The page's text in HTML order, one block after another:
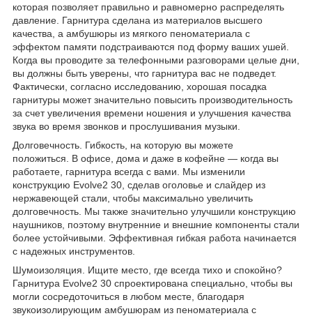
которая позволяет правильно и равномерно распределять
давление. Гарнитура сделана из материалов высшего
качества, а амбушюры из мягкого пеноматериала с
эффектом памяти подстраиваются под форму ваших ушей.
Когда вы проводите за телефонными разговорами целые дни,
вы должны быть уверены, что гарнитура вас не подведет.
Фактически, согласно исследованию, хорошая посадка
гарнитуры может значительно повысить производительность
за счет увеличения времени ношения и улучшения качества
звука во время звонков и прослушивания музыки.
Долговечность. Гибкость, на которую вы можете
положиться. В офисе, дома и даже в кофейне — когда вы
работаете, гарнитура всегда с вами. Мы изменили
конструкцию Evolve2 30, сделав оголовье и слайдер из
нержавеющей стали, чтобы максимально увеличить
долговечность. Мы также значительно улучшили конструкцию
наушников, поэтому внутренние и внешние компоненты стали
более устойчивыми. Эффективная гибкая работа начинается
с надежных инструментов.
Шумоизоляция. Ищите место, где всегда тихо и спокойно?
Гарнитура Evolve2 30 спроектирована специально, чтобы вы
могли сосредоточиться в любом месте, благодаря
звукоизолирующим амбушюрам из пеноматериала с